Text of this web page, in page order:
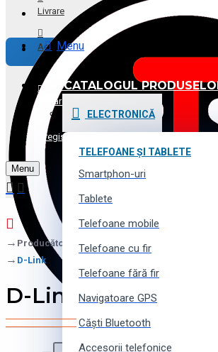
Livrare
Achitare
Promoții și Reduceri
Voucher cadou
Contacte
Menu
CATALOGUL
ELECTRONICĂ
TELEFOANE ȘI TABLETE
Smartphon-uri
Tablete
Telefoane mobile
Telefoane cu fir
Telefoane fără fir
Navigatoare GPS
Căști Bluetooth
Accesorii telefonice
Logare
Înregistrare
Menu
Producător
D-Link
D-Link